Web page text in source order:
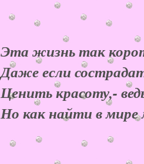
Эта жизнь так
Даже если
Ценить красоту,-
Но как найти в